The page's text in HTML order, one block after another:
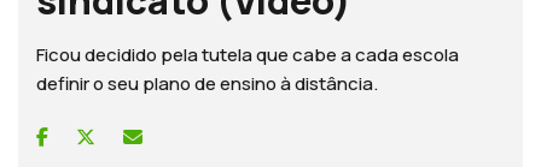
Ficou decidido pela tutela que cabe a cada escola
definir o seu plano de ensino à distância.